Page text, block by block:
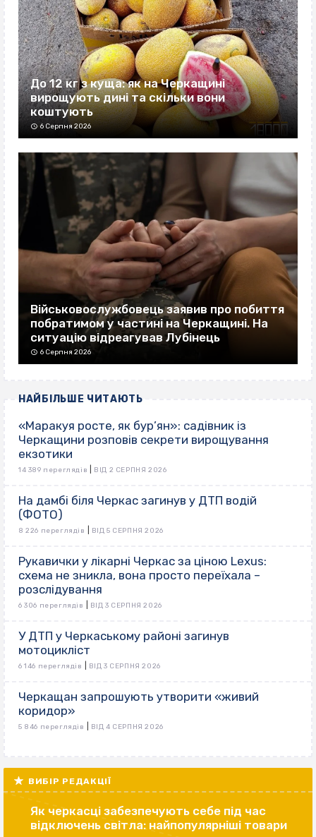
До 12 кг з куща: як на Черкащині
вирощують дині та скільки вони
коштують
6 Серпня 2026
Військовослужбовець заявив про побиття
побратимом у частині на Черкащині. На
ситуацію відреагував Лубінець
6 Серпня 2026
НАЙБІЛЬШЕ ЧИТАЮТЬ
«Маракуя росте, як бур’ян»: садівник із
Черкащини розповів секрети вирощування
екзотики
14 389 переглядів ВІД 2 СЕРПНЯ 2026
На дамбі біля Черкас загинув у ДТП водій
(ФОТО)
8 226 переглядів ВІД 5 СЕРПНЯ 2026
Рукавички у лікарні Черкас за ціною Lexus:
схема не зникла, вона просто переїхала –
розслідування
6 306 переглядів ВІД 3 СЕРПНЯ 2026
У ДТП у Черкаському районі загинув
мотоцикліст
6 146 переглядів ВІД 3 СЕРПНЯ 2026
Черкащан запрошують утворити «живий
коридор»
5 846 переглядів ВІД 4 СЕРПНЯ 2026
ВИБІР РЕДАКЦІЇ
Як черкасці забезпечують себе під час
відключень світла: найпопулярніші товари